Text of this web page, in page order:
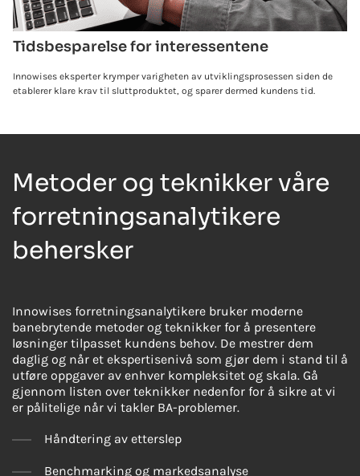
Tidsbesparelse for interessentene
Innowises eksperter krymper varigheten av utviklingsprosessen siden de
etablerer klare krav til sluttproduktet, og sparer dermed kundens tid.
Metoder og teknikker våre
forretningsanalytikere
behersker
Innowises forretningsanalytikere bruker moderne
banebrytende metoder og teknikker for å presentere
løsninger tilpasset kundens behov. De mestrer dem
daglig og når et ekspertisenivå som gjør dem i stand til å
utføre oppgaver av enhver kompleksitet og skala. Gå
gjennom listen over teknikker nedenfor for å sikre at vi
er pålitelige når vi takler BA-problemer.
Håndtering av etterslep
Benchmarking og markedsanalyse